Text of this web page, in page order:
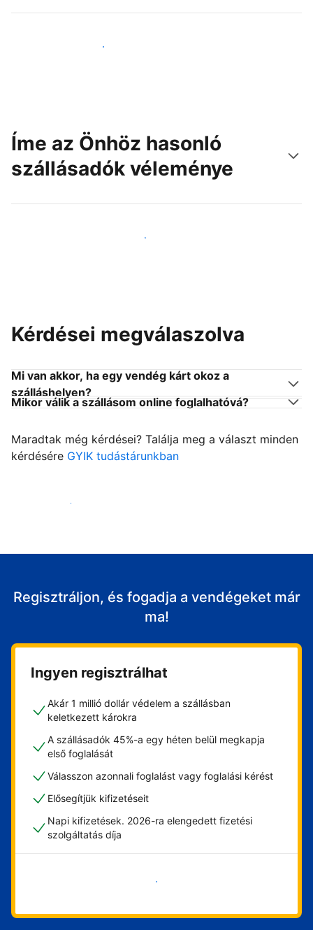
Érjen el új vendégeket még ma
Íme az Önhöz hasonló
szállásadók véleménye
Csatlakozzon Önhöz hasonló szállásadókhoz
Kérdései megválaszolva
Mi van akkor, ha egy vendég kárt okoz a
szálláshelyen?
Mikor válik a szállásom online foglalhatóvá?
Maradtak még kérdései? Találja meg a választ minden
kérdésére GYIK tudástárunkban
Fogadja vendégeit
Regisztráljon, és fogadja a vendégeket már
ma!
Ingyen regisztrálhat
Akár 1 millió dollár védelem a szállásban
keletkezett károkra
A szállásadók 45%-a egy héten belül megkapja
első foglalását
Válasszon azonnali foglalást vagy foglalási kérést
Elősegítjük kifizetéseit
Napi kifizetések. 2026-ra elengedett fizetési
szolgáltatás díja
Vágjon bele most